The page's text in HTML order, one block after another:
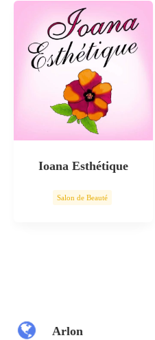
Ioana Esthétique
Salon de Beauté
Arlon